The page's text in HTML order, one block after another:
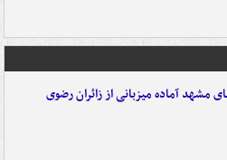
مشهد آماده میزبانی از زائران رضوی